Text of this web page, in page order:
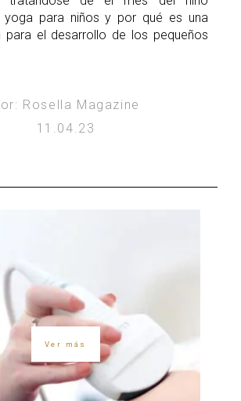
yoga para niños y por qué es una
para el desarrollo de los pequeños
Rosella Magazine
11.04.23
Ver más